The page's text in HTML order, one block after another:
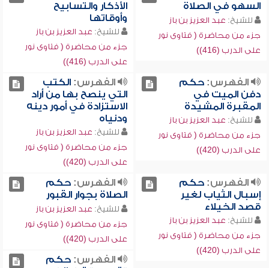
السهو في الصلاة
للشيخ: عبد العزيز بن باز
جزء من محاضرة ( فتاوى نور
على الدرب (416))
الأذكار والتسابيح
وأوقاتها
للشيخ: عبد العزيز بن باز
جزء من محاضرة ( فتاوى نور
على الدرب (416))
الفهرس:حكم
دفن الميت في
المقبرة المشيدة
للشيخ: عبد العزيز بن باز
جزء من محاضرة ( فتاوى نور
على الدرب (420))
الفهرس:الكتب
التي ينصح بها من أراد
الاستزادة في أمور دينه
ودنياه
للشيخ: عبد العزيز بن باز
جزء من محاضرة ( فتاوى نور
على الدرب (420))
الفهرس:حكم
إسبال الثياب لغير
قصد الخيلاء
للشيخ: عبد العزيز بن باز
جزء من محاضرة ( فتاوى نور
على الدرب (420))
الفهرس:حكم
الصلاة بجوار القبور
للشيخ: عبد العزيز بن باز
جزء من محاضرة ( فتاوى نور
على الدرب (420))
الفهرس:حكم